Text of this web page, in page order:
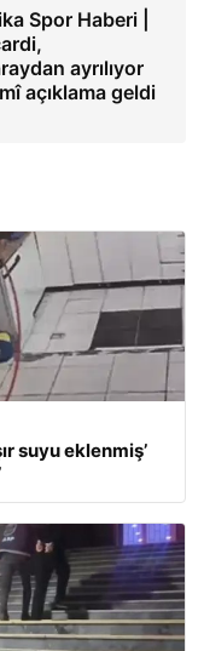
Spor Haberi |
ayrılıyor
açıklama geldi
suyu eklenmiş’